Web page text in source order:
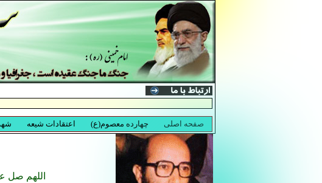
اللهم صل